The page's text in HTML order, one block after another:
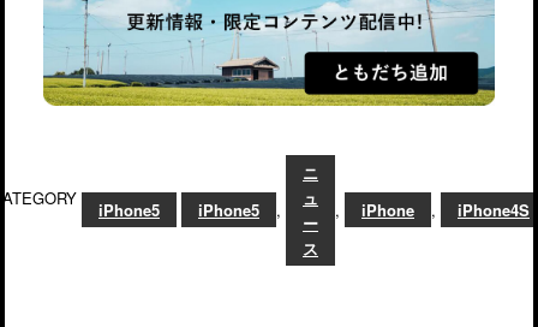
iPhone5 iPhone5 ,
ニ
ュ
ー
ス
, iPhone , iPhone4S